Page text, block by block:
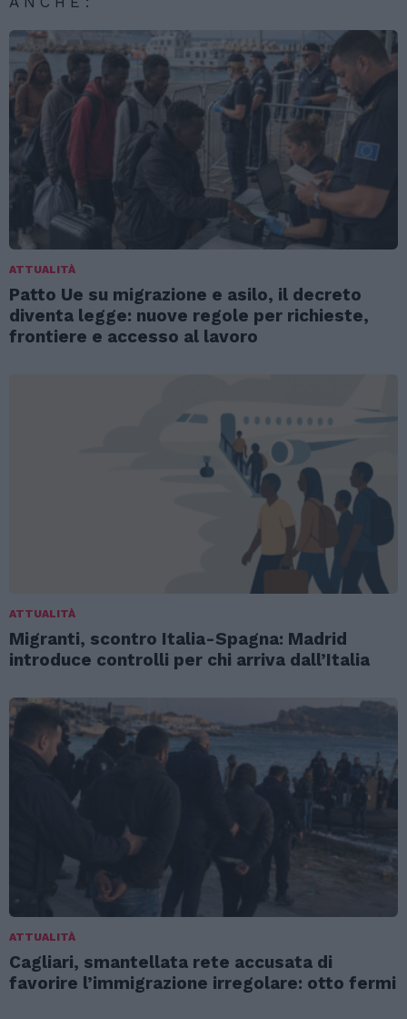
ATTUALITÀ
Patto Ue su migrazione e asilo, il decreto
diventa legge: nuove regole per richieste,
frontiere e accesso al lavoro
ATTUALITÀ
Migranti, scontro Italia-Spagna: Madrid
introduce controlli per chi arriva dall’Italia
ATTUALITÀ
Cagliari, smantellata rete accusata di
favorire l’immigrazione irregolare: otto fermi